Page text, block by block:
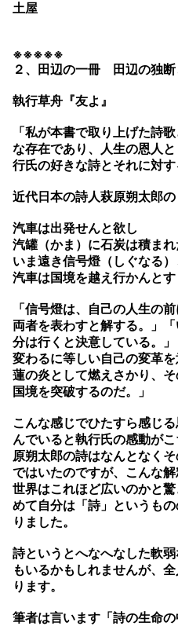
土屋
※※※※※
２、田辺の一冊 田辺の独断
執行草舟『友よ』
「私が本書で取り上げた詩
な存在であり、人生の恩人
行氏の好きな詩とそれに対す
近代日本の詩人萩原朔太郎
汽車は出発せんと欲し
汽罐（かま）に石炭は積まれ
いま遠き信号燈（しぐなる
汽車は国境を越え行かんとす
「信号燈は、自己の人生の
両者を表わすと解する。」
分は行くと決意している。
変わるに等しい自己の変革
蓮の炎として燃えさかり、
国境を突破するのだ。」
こんな感じでひたすら感じ
んでいると執行氏の感動が
原朔太郎の詩はなんとなく
ではいたのですが、こんな
世界はこれほど広いのかと
めて自分は「詩」というも
りました。
詩というとへなへなした軟
もいるかもしれませんが、
ります。
筆者は言います「詩の生命